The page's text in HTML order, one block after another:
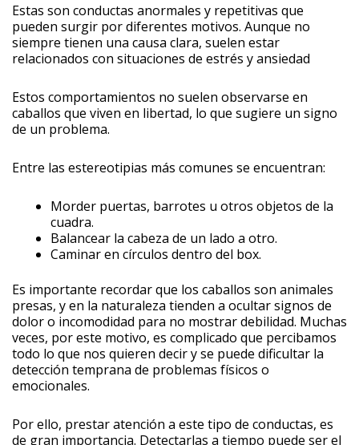
Estas son conductas anormales y repetitivas que
pueden surgir por diferentes motivos. Aunque no
siempre tienen una causa clara, suelen estar
relacionados con situaciones de estrés y ansiedad
Estos comportamientos no suelen observarse en
caballos que viven en libertad, lo que sugiere un signo
de un problema.
Entre las estereotipias más comunes se encuentran:
Morder puertas, barrotes u otros objetos de la
cuadra.
Balancear la cabeza de un lado a otro.
Caminar en círculos dentro del box.
Es importante recordar que los caballos son animales
presas, y en la naturaleza tienden a ocultar signos de
dolor o incomodidad para no mostrar debilidad. Muchas
veces, por este motivo, es complicado que percibamos
todo lo que nos quieren decir y se puede dificultar la
detección temprana de problemas físicos o
emocionales.
Por ello, prestar atención a este tipo de conductas, es
de gran importancia. Detectarlas a tiempo puede ser el